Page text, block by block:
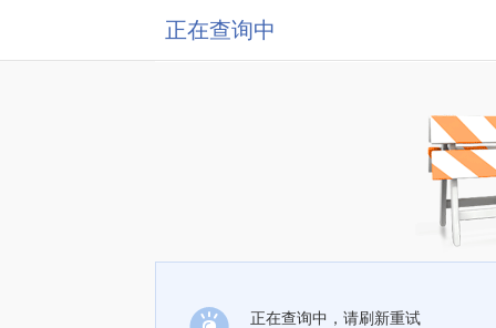
正在查询中
正在查询中，请刷新重试